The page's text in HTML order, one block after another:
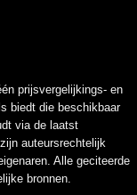
prijsvergelijkings- en
biedt die beschikbaar
via de laatst
auteursrechtelijk
Alle geciteerde
bronnen.